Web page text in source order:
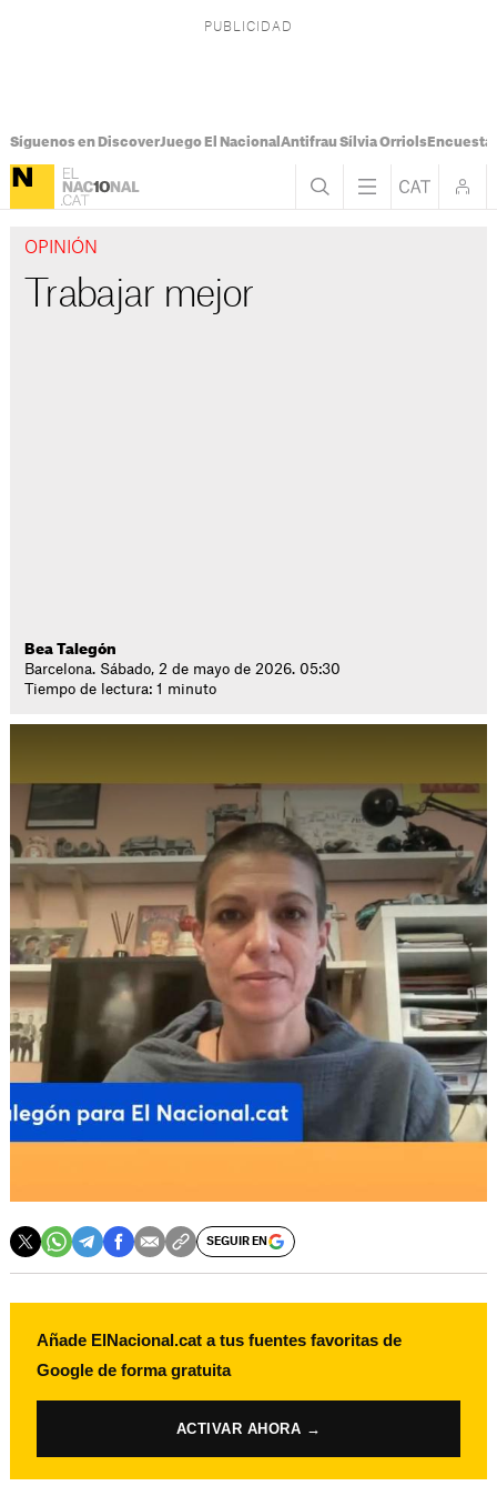
Síguenos en DiscoverJuego El Nacional Antifrau Sílvia OrriolsEncuesta
OPINIÓN
Trabajar mejor
Bea Talegón
Barcelona. Sábado, 2 de mayo de 2026. 05:30
Tiempo de lectura: 1 minuto
SEGUIR EN
Añade ElNacional.cat a tus fuentes favoritas de
Google de forma gratuita
ACTIVAR AHORA →